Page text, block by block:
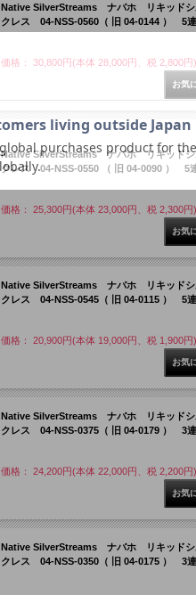
Native SilverStreams ナバホ リキッドシ
クレス 04-NSS-0560（ 旧 04-0144 ） 5
価格： 30,800円(本体 28,000円、税 2,800円)
Native SilverStreams ナバホ リキッドシ
クレス 04-NSS-0550 （ 旧 04-0090 ） 5
価格： 25,300円(本体 23,000円、税 2,300円)
Native SilverStreams ナバホ リキッドシ
クレス 04-NSS-0545（ 旧 04-0115 ） 5
価格： 20,900円(本体 19,000円、税 1,900円)
Native SilverStreams ナバホ リキッドシ
クレス 04-NSS-0375（ 旧 04-0179 ） 3
価格： 24,200円(本体 22,000円、税 2,200円)
Native SilverStreams ナバホ リキッドシ
クレス 04-NSS-0350（ 旧 04-0175 ） 3